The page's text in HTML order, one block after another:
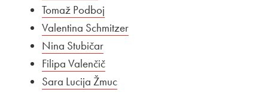
Tomaž Podboj
Valentina Schmitzer
Nina Stubičar
Filipa Valenčič
Sara Lucija Žmuc